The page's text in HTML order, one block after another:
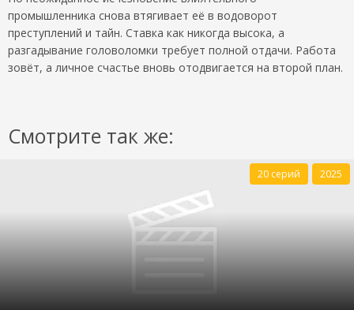
промышленника снова втягивает её в водоворот
преступлений и тайн. Ставка как никогда высока, а
разгадывание головоломки требует полной отдачи. Работа
зовёт, а личное счастье вновь отодвигается на второй план.
Смотрите так же:
20 серий 2025